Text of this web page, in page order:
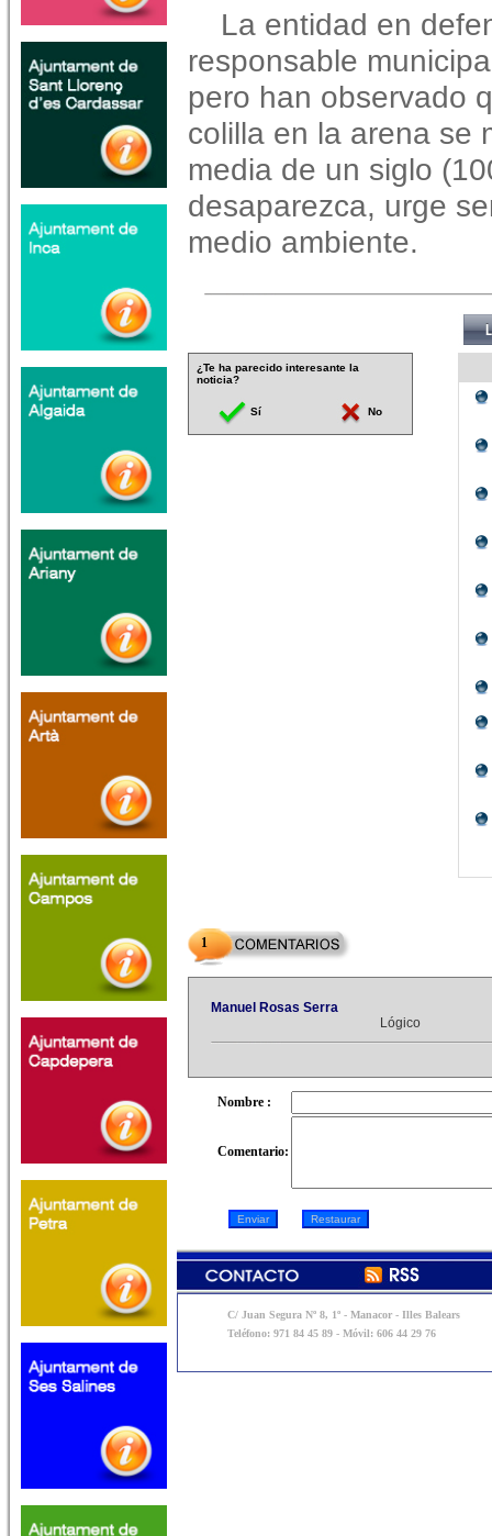
La entidad en
responsable
pero han observado
colilla en la arena se
media de un siglo
desaparezca, urge
medio ambiente.
¿Te ha parecido interesante la
noticia?
Sí No
1
Manuel Rosas Serra
Lógico
Nombre :
Comentario:
C/ Juan Segura Nº 8, 1º - Manacor - Illes Balears
Teléfono: 971 84 45 89 - Móvil: 606 44 29 76